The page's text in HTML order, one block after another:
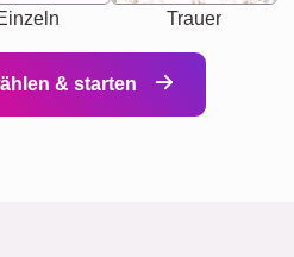
Trauer
& starten